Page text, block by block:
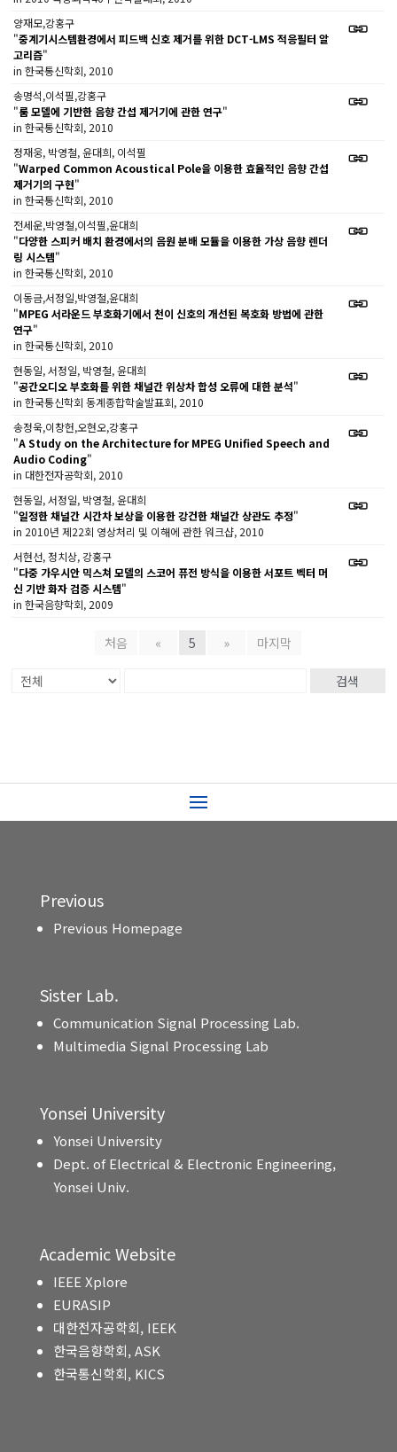
양재모,강홍구
"중계기시스템환경에서 피드백 신호 제거를 위한 DCT-LMS 적응필터 알
고리즘"
in 한국통신학회, 2010
송명석,이석필,강홍구
"룸 모델에 기반한 음향 간섭 제거기에 관한 연구"
in 한국통신학회, 2010
정재웅, 박영철, 윤대희, 이석필
"Warped Common Acoustical Pole을 이용한 효율적인 음향 간섭
제거기의 구현"
in 한국통신학회, 2010
전세운,박영철,이석필,윤대희
"다양한 스피커 배치 환경에서의 음원 분배 모듈을 이용한 가상 음향 렌더
링 시스템"
in 한국통신학회, 2010
이동금,서정일,박영철,윤대희
"MPEG 서라운드 부호화기에서 천이 신호의 개선된 복호화 방법에 관한
연구"
in 한국통신학회, 2010
현동일, 서정일, 박영철, 윤대희
"공간오디오 부호화를 위한 채널간 위상차 합성 오류에 대한 분석"
in 한국통신학회 동계종합학술발표회, 2010
송정욱,이창헌,오현오,강홍구
"A Study on the Architecture for MPEG Unified Speech and
Audio Coding"
in 대한전자공학회, 2010
현동일, 서정일, 박영철, 윤대희
"일정한 채널간 시간차 보상을 이용한 강건한 채널간 상관도 추정"
in 2010년 제22회 영상처리 및 이해에 관한 워크샵, 2010
서현선, 정치상, 강홍구
"다중 가우시안 믹스쳐 모델의 스코어 퓨전 방식을 이용한 서포트 벡터 머
신 기반 화자 검증 시스템"
in 한국음향학회, 2009
처음 « 5 » 마지막
검색
Previous
Previous Homepage
Sister Lab.
Communication Signal Processing Lab.
Multimedia Signal Processing Lab
Yonsei University
Yonsei University
Dept. of Electrical & Electronic Engineering,
Yonsei Univ.
Academic Website
IEEE Xplore
EURASIP
대한전자공학회, IEEK
한국음향학회, ASK
한국통신학회, KICS